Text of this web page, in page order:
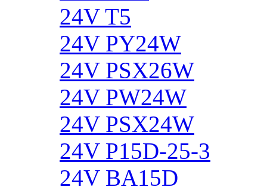
24V T5
24V PY24W
24V PSX26W
24V PW24W
24V PSX24W
24V P15D-25-3
24V BA15D